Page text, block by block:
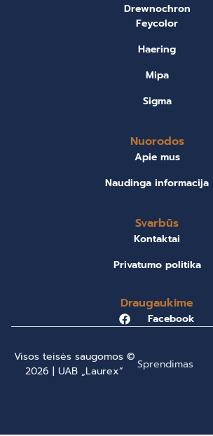
Drewnochron
Feycolor
Haering
Mipa
Sigma
Nuorodos
Apie mus
Naudinga informacija
Svarbūs
Kontaktai
Privatumo politika
Draugaukime
Facebook
Visos teisės saugomos ©
2026 | UAB „Laurex”
Sprendimas